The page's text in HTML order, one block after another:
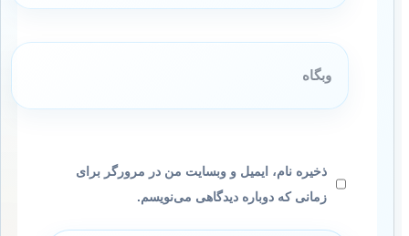
وبگاه
ذخیره نام، ایمیل و وبسایت من در مرورگر برای
زمانی که دوباره دیدگاهی می‌نویسم.